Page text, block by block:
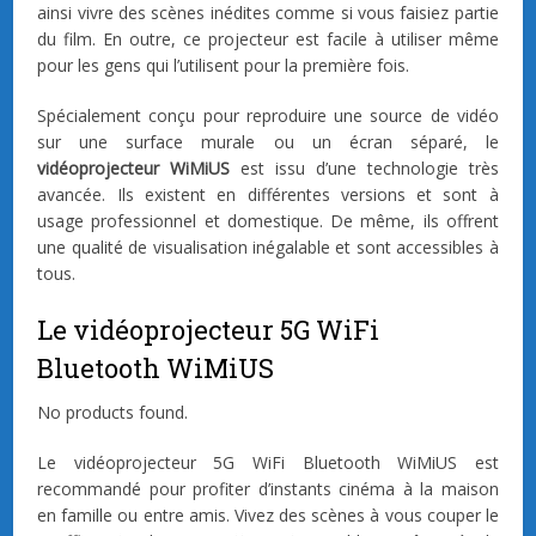
ainsi vivre des scènes inédites comme si vous faisiez partie
du film. En outre, ce projecteur est facile à utiliser même
pour les gens qui l’utilisent pour la première fois.
Spécialement conçu pour reproduire une source de vidéo
sur une surface murale ou un écran séparé, le
vidéoprojecteur WiMiUS est issu d’une technologie très
avancée. Ils existent en différentes versions et sont à
usage professionnel et domestique. De même, ils offrent
une qualité de visualisation inégalable et sont accessibles à
tous.
Le vidéoprojecteur 5G WiFi
Bluetooth WiMiUS
No products found.
Le vidéoprojecteur 5G WiFi Bluetooth WiMiUS est
recommandé pour profiter d’instants cinéma à la maison
en famille ou entre amis. Vivez des scènes à vous couper le